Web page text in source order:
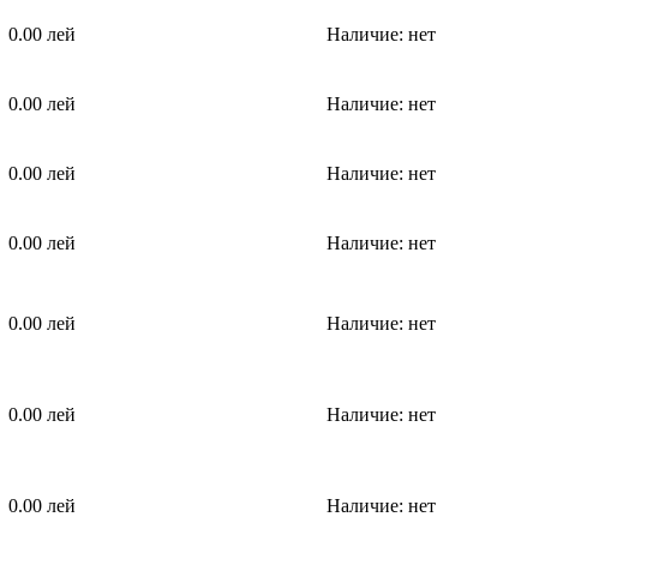
0.00 лей Наличие: нет
0.00 лей Наличие: нет
0.00 лей Наличие: нет
0.00 лей Наличие: нет
0.00 лей Наличие: нет
0.00 лей Наличие: нет
0.00 лей Наличие: нет